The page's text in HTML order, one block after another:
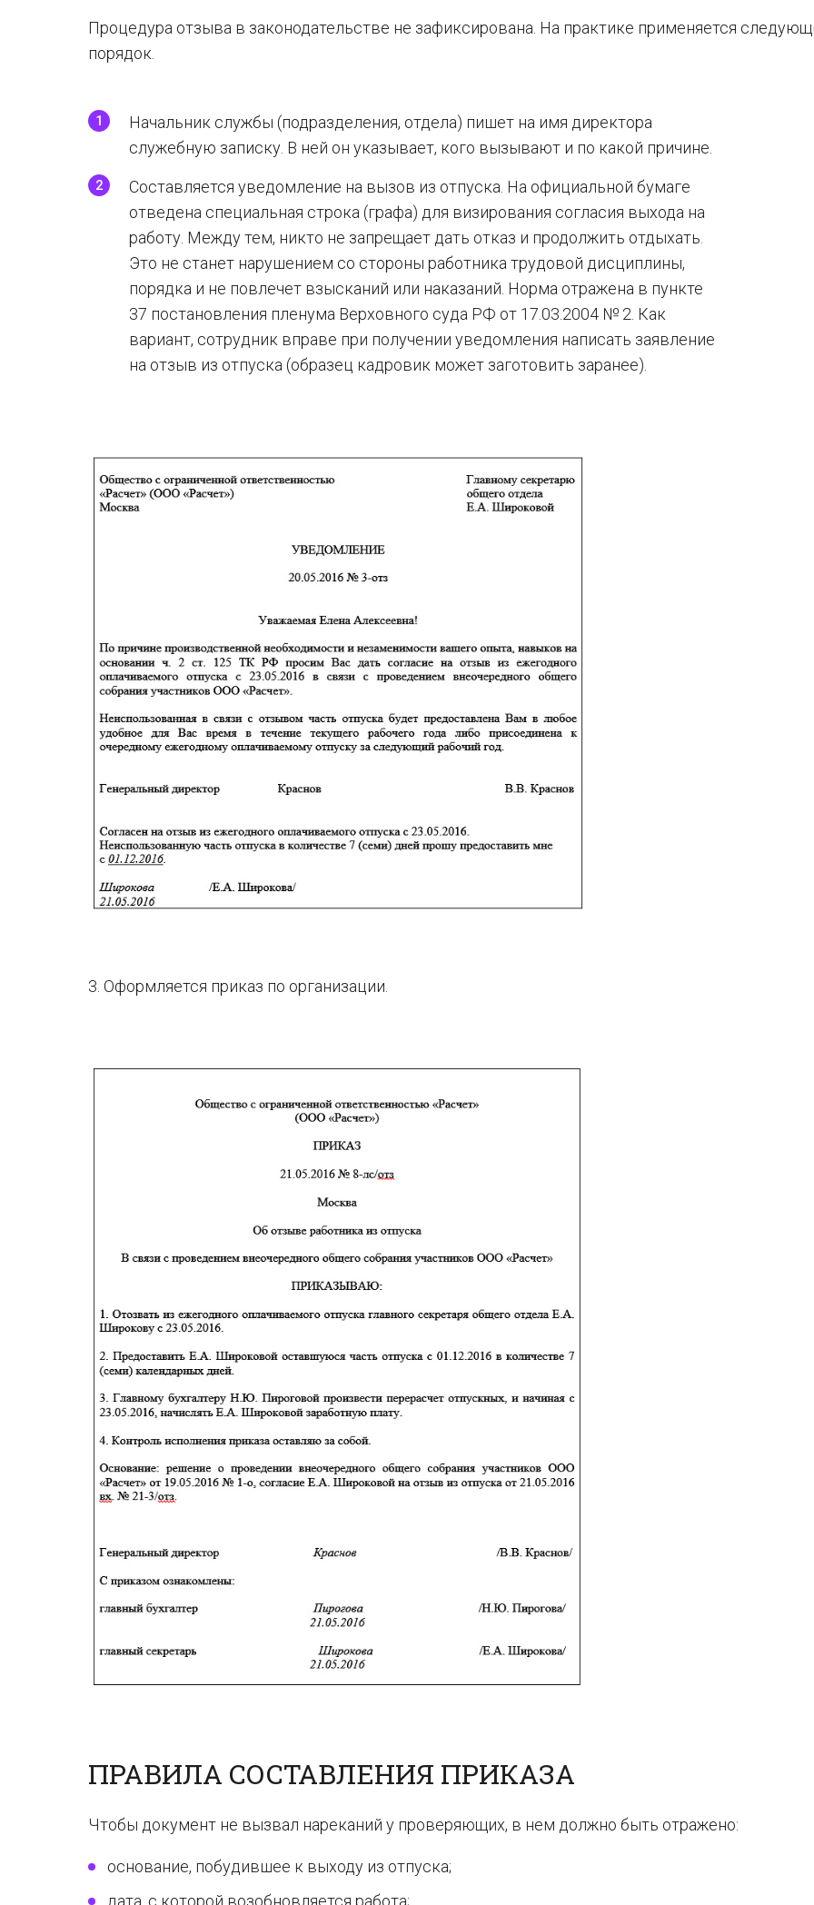
Процедура отзыва в законодательстве не зафиксирована. На практике применяется
порядок.
Начальник службы (подразделения, отдела) пишет на имя директора
служебную записку. В ней он указывает, кого вызывают и по какой причине.
Составляется уведомление на вызов из отпуска. На официальной бумаге
отведена специальная строка (графа) для визирования согласия выхода на
работу. Между тем, никто не запрещает дать отказ и продолжить отдыхать.
Это не станет нарушением со стороны работника трудовой дисциплины,
порядка и не повлечет взысканий или наказаний. Норма отражена в пункте
37 постановления пленума Верховного суда РФ от 17.03.2004 № 2. Как
вариант, сотрудник вправе при получении уведомления написать заявление
на отзыв из отпуска (образец кадровик может заготовить заранее).
3. Оформляется приказ по организации.
ПРАВИЛА СОСТАВЛЕНИЯ ПРИКАЗА
Чтобы документ не вызвал нареканий у проверяющих, в нем должно быть отражено:
основание, побудившее к выходу из отпуска;